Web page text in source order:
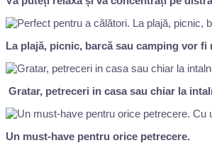
La plajă, picnic, barcă sau camping vor
Gratar, petreceri in casa sau chiar la
Un must-have pentru orice petrecere.